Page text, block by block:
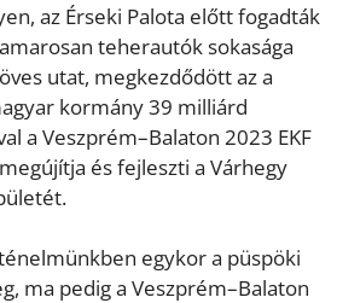
az Érseki Palota előtt fogadták
teherautók sokasága
utat, megkezdődött az a
kormány 39 milliárd
a Veszprém–Balaton 2023 EKF
és fejleszti a Várhegy
egykor a püspöki
ma pedig a Veszprém–Balaton